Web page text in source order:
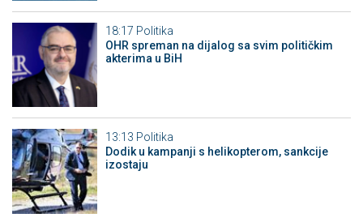
18:17 Politika
OHR spreman na dijalog sa svim političkim
akterima u BiH
13:13 Politika
Dodik u kampanji s helikopterom, sankcije
izostaju